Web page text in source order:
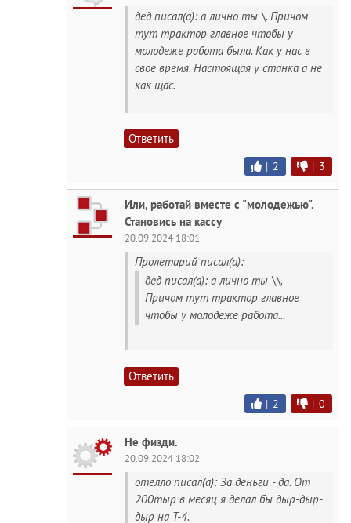
дед писал(а): а лично ты \. Причом
тут трактор главное чтобы у
молодеже работа была. Как у нас в
свое время. Настоящая у станка а не
как щас.
Ответить
| 2 | 3
Или, работай вместе с "молодежью".
Становись на кассу
20.09.2024 18:01
Пролетарий писал(а):
дед писал(а): а лично ты \\.
Причом тут трактор главное
чтобы у молодеже работа...
Ответить
| 2 | 0
Не физди.
20.09.2024 18:02
отелло писал(а): За деньги - да. От
200тыр в месяц я делал бы дыр-дыр-
дыр на Т-4.